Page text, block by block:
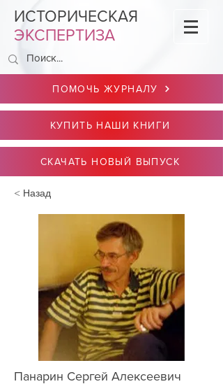
ИСТОРИЧЕСКАЯ
ЭКСПЕРТИЗА
ПОМОЧЬ ЖУРНАЛУ
КУПИТЬ НАШИ КНИГИ
СКАЧАТЬ НОВЫЙ ВЫПУСК
< Назад
Панарин Сергей Алексеевич